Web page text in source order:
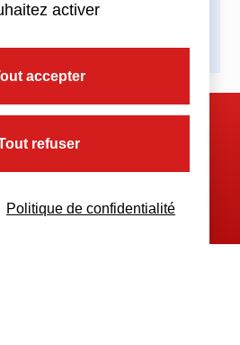
contacter
activer
accepter
refuser
Politique de confidentialité